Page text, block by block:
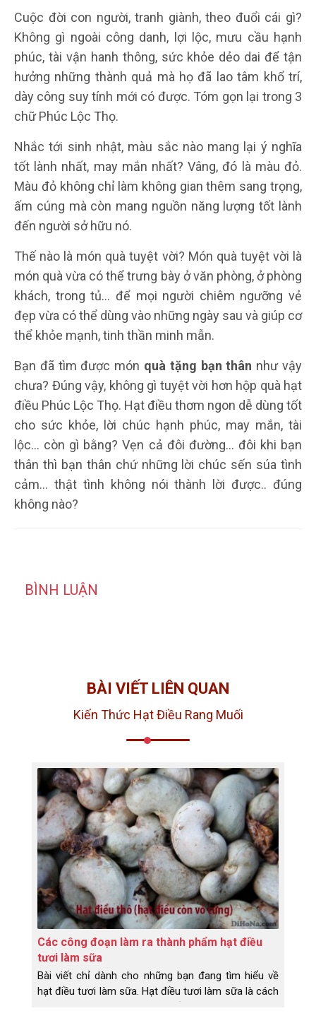
Cuộc đời con người, tranh giành, theo đuổi cái gì?
Không gì ngoài công danh, lợi lộc, mưu cầu hạnh
phúc, tài vận hanh thông, sức khỏe dẻo dai để tận
hưởng những thành quả mà họ đã lao tâm khổ trí,
dày công suy tính mới có được. Tóm gọn lại trong 3
chữ Phúc Lộc Thọ.
Nhắc tới sinh nhật, màu sắc nào mang lại ý nghĩa
tốt lành nhất, may mắn nhất? Vâng, đó là màu đỏ.
Màu đỏ không chỉ làm không gian thêm sang trọng,
ấm cúng mà còn mang nguồn năng lượng tốt lành
đến người sở hữu nó.
Thế nào là món quà tuyệt vời? Món quà tuyệt vời là
món quà vừa có thể trưng bày ở văn phòng, ở phòng
khách, trong tủ… để mọi người chiêm ngưỡng vẻ
đẹp vừa có thể dùng vào những ngày sau và giúp cơ
thể khỏe mạnh, tinh thần minh mẫn.
Bạn đã tìm được món quà tặng bạn thân như vậy
chưa? Đúng vậy, không gì tuyệt vời hơn hộp quà hạt
điều Phúc Lộc Thọ. Hạt điều thơm ngon dễ dùng tốt
cho sức khỏe, lời chúc hạnh phúc, may mắn, tài
lộc... còn gì bằng? Vẹn cả đôi đường... đôi khi bạn
thân thì bạn thân chứ những lời chúc sến súa tình
cảm... thật tình không nói thành lời được.. đúng
không nào?
BÌNH LUẬN
BÀI VIẾT LIÊN QUAN
Kiến Thức Hạt Điều Rang Muối
Các công đoạn làm ra thành phẩm hạt điều
tươi làm sữa
Bài viết chỉ dành cho những bạn đang tìm hiểu về
hạt điều tươi làm sữa. Hạt điều tươi làm sữa là cách